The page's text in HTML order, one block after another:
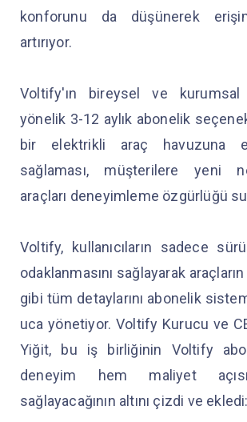
konforunu da düşünerek
artırıyor.
Voltify'ın bireysel ve kurumsal
yönelik 3-12 aylık abonelik
bir elektrikli araç havuzuna
sağlaması, müşterilere yeni
araçları deneyimleme özgürlüğü
Voltify, kullanıcıların sadece
odaklanmasını sağlayarak
gibi tüm detaylarını abonelik
uca yönetiyor. Voltify Kurucu ve
Yiğit, bu iş birliğinin Voltify
deneyim hem maliyet
sağlayacağının altını çizdi ve ekledi: